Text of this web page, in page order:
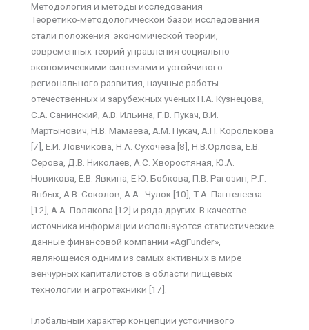
Методология и методы исследования
Теоретико-методологической базой исследования
стали положения экономической теории,
современных теорий управления социально-
экономическими системами и устойчивого
регионального развития, научные работы
отечественных и зарубежных ученых Н.А. Кузнецова,
С.А. Санинский, А.В. Ильина, Г.В. Пукач, В.И.
Мартынович, Н.В. Мамаева, А.М. Пукач, А.П. Королькова
[7], Е.И. Ловчикова, Н.А. Сухочева [8], Н.В.Орлова, Е.В.
Серова, Д.В. Николаев, А.С. Хворостяная, Ю.А.
Новикова, Е.В. Явкина, Е.Ю. Бобкова, П.В. Рагозин, Р.Г.
Янбых, А.В. Соколов, А.А. Чулок [10], Т.А. Пантелеева
[12], А.А. Полякова [12] и ряда других. В качестве
источника информации используются статистические
данные финансовой компании «AgFunder»,
являющейся одним из самых активных в мире
венчурных капиталистов в области пищевых
технологий и агротехники [17].
Глобальный характер концепции устойчивого